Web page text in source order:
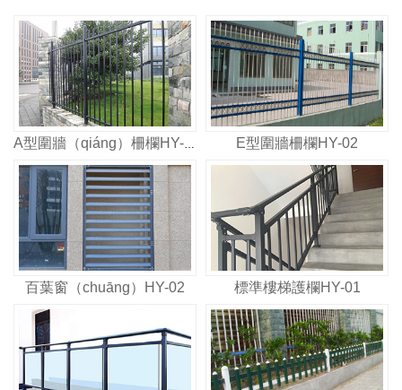
A型圍牆（qiáng）柵欄HY-03 E型圍牆柵欄HY-02
百葉窗（chuāng）HY-02 標準樓梯護欄HY-01